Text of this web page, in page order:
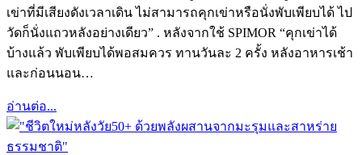
เข่าที่มีเสียงดังเวลาเดิน ไม่สามารถคุกเข่าหรือนั่งพับเพียบได้ ไป
วัดก็นั่งแถวหลังอย่างเดียว” . หลังจากใช้ SPIMOR “คุกเข่าได้
บ้างแล้ว พับเพียบได้พอสมควร ทานวันละ 2 ครั้ง หลังอาหารเช้า
และก่อนนอน…
อ่านต่อ...